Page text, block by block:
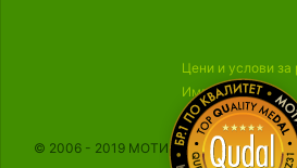
Цени и услови
Импресум
© 2006 - 2019 МОТИКА, Сите права се